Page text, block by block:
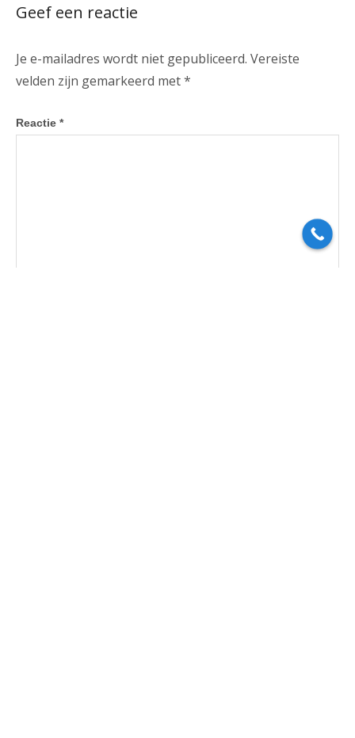
Geef een reactie
Je e-mailadres wordt niet gepubliceerd. Vereiste
velden zijn gemarkeerd met*
Reactie *